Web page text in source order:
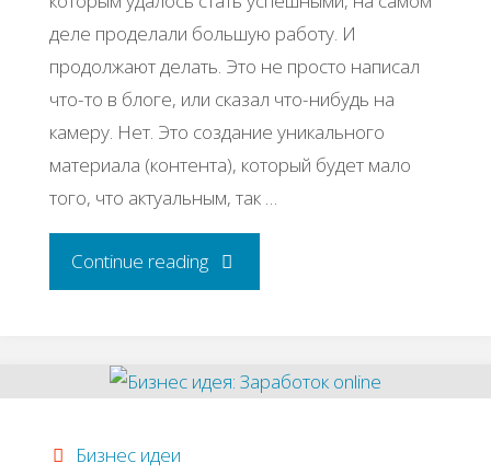
деле проделали большую работу. И
продолжают делать. Это не просто написал
что-то в блоге, или сказал что-нибудь на
камеру. Нет. Это создание уникального
материала (контента), который будет мало
того, что актуальным, так …
Continue reading"Бизнес
Бизнес идеи